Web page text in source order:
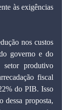
às exigências
nos custos
governo e do
setor produtivo
fiscal
do PIB. Isso
dessa proposta,